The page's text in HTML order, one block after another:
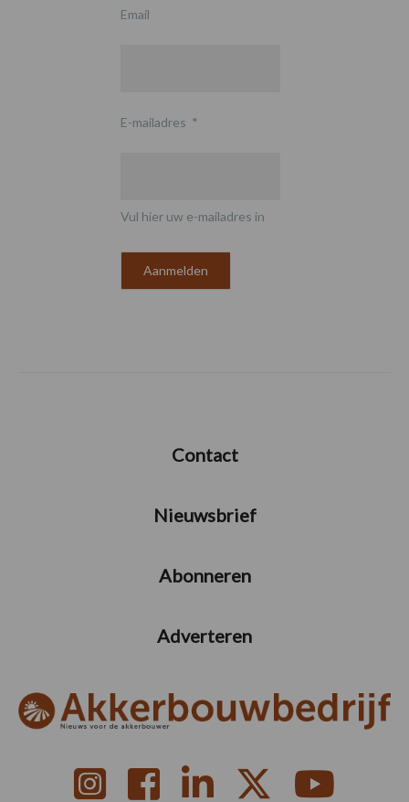
Email
E-mailadres *
Vul hier uw e-mailadres in
Contact
Nieuwsbrief
Abonneren
Adverteren